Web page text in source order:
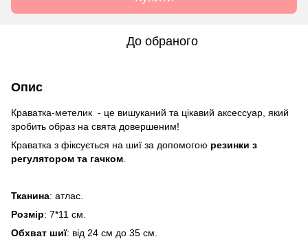
До обраного
Опис
Краватка-метелик - це вишуканий та цікавий аксессуар, який
зробить образ на свята довершеним!
Краватка з фіксується на шиї за допомогою резинки з
регулятором та гачком
Тканина: атлас.
Розмір: 7*11 см.
Обхват шиї: від 24 см до 35 см.